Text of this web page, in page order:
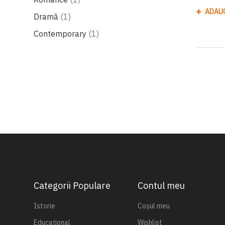
Dramă
1produs
Contemporary 1produs
Categorii Populare
Istorie
Educațional
Contul meu
Coșul meu
Wishlist